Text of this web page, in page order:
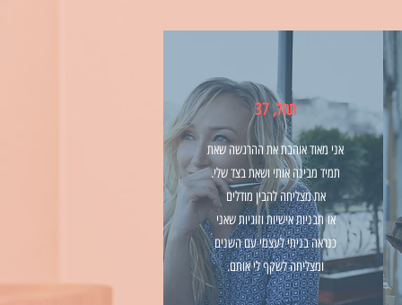
תהל, 37
אני מאוד אוהבת את ההרגשה שאת
תמיד מבינה אותי ושאת בצד שלי.
את מצליחה להבין מודלים
אותבניות אישיות וזוגיות שאני
כנראה בניתי לעצמי עם השנים
ומצליחה לשקף לי אותם.